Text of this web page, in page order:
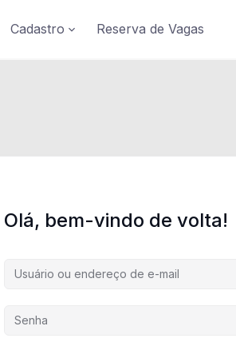
Cadastro Reserva de Vagas
Olá, bem-vindo de volta!